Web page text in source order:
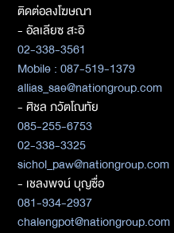
ติดต่อลงโฆษณา
- อัลเลียซ สะอิ
02-338-3561
Mobile : 087-519-1379
allias_sae@nationgroup.com
- ศิชล ภวัตโณทัย
085-255-6753
02-338-3325
sichol_paw@nationgroup.com
- เชลงพจน์ บุญซื่อ
081-934-2937
chalengpot@nationgroup.com